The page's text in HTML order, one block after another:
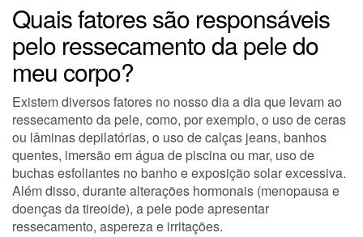
CABELO
DESODORANTE
SOLAR
DERMACLUB
Quais fatores são responsáveis
pelo ressecamento da pele do
meu corpo?
Existem diversos fatores no nosso dia a dia que levam ao
ressecamento da pele, como, por exemplo, o uso de ceras
ou lâminas depilatórias, o uso de calças jeans, banhos
quentes, imersão em água de piscina ou mar, uso de
buchas esfoliantes no banho e exposição solar excessiva.
Além disso, durante alterações hormonais (menopausa e
doenças da tireoide), a pele pode apresentar
ressecamento, aspereza e irritações.